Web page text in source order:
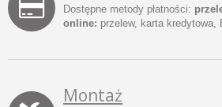
Dostępne metody płatności:
online: przelew, karta kredytowa,
Montaż